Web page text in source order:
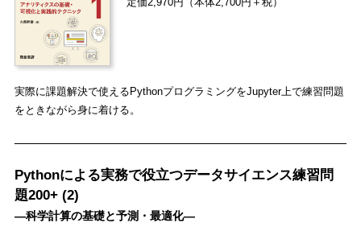
実際に課題解決で使えるPythonプログラミングをJupyter上で練習問題
をときながら身に着ける。
Pythonによる実務で役立つデータサイエンス練習問
題200+ (2)
―科学計算の基礎と予測・最適化―